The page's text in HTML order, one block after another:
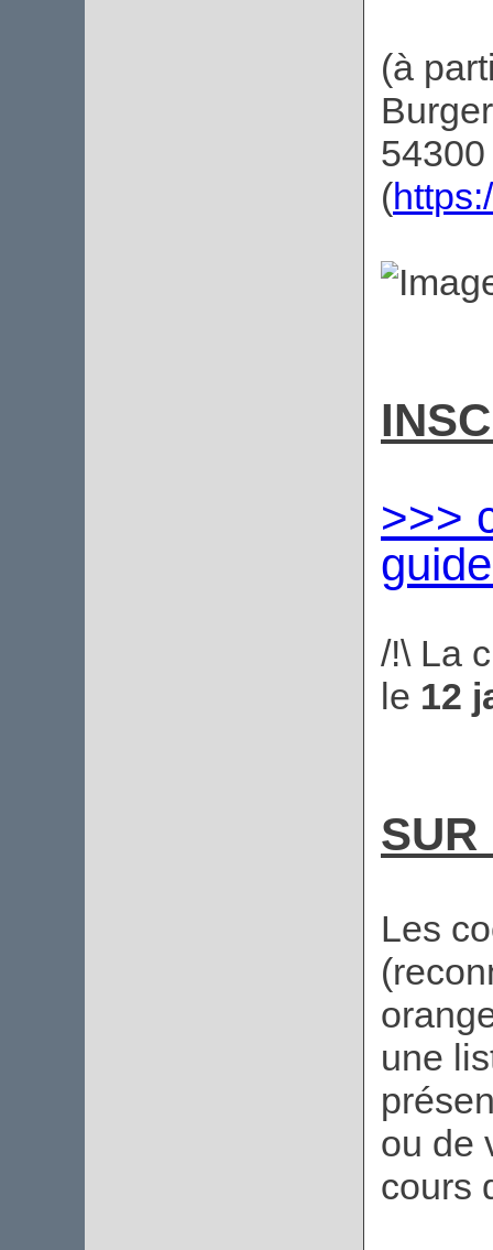
(à
(
>>>
/!\ La
le 12
Les
une
ou de
cours